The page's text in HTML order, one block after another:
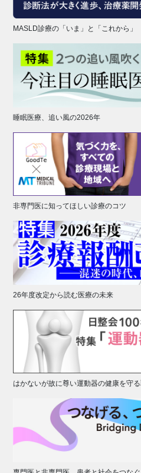
MASLD診療の「いま」と「これから」
睡眠医療、追い風の2026年
非専門医に知ってほしい診療のコツ
26年度改定から読む医療の未来
はかないが故に尊い運動器の健康を守